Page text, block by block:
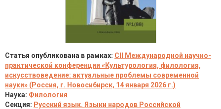
Статья опубликована в рамках: CII Международной научно-
практической конференции «Культурология, филология,
искусствоведение: актуальные проблемы современной
науки» (Россия, г. Новосибирск, 14 января 2026 г.)
Наука: Филология
Секция: Русский язык. Языки народов Российской